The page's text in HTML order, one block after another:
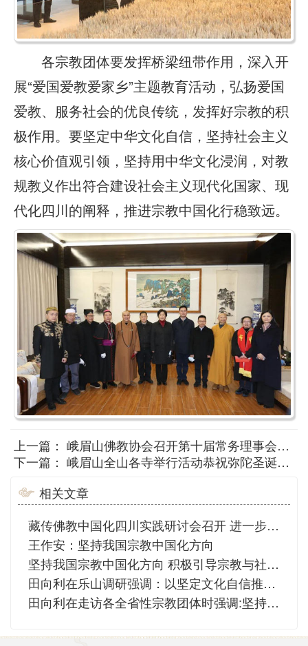
各宗教团体要发挥桥梁纽带作用，深入开
展“爱国爱教爱家乡”主题教育活动，弘扬爱国
爱教、服务社会的优良传统，发挥好宗教的积
极作用。要坚定中华文化自信，坚持社会主义
核心价值观引领，坚持用中华文化浸润，对教
规教义作出符合建设社会主义现代化国家、现
代化四川的阐释，推进宗教中国化行稳致远。
上一篇： 峨眉山佛教协会召开第十届常务理事会第12次（扩大）会议
下一篇： 峨眉山全山各寺举行活动恭祝弥陀圣诞、喜迎新年
相关文章
藏传佛教中国化四川实践研讨会召开 进一步提高藏传佛教中国化水平 田向利出席会议并讲话
王作安：坚持我国宗教中国化方向
坚持我国宗教中国化方向 积极引导宗教与社会主义社会相适应
田向利在乐山调研强调：以坚定文化自信推进宗教中国化行稳致远
田向利在走访各全省性宗教团体时强调:坚持中国化道路 同心共筑中国梦